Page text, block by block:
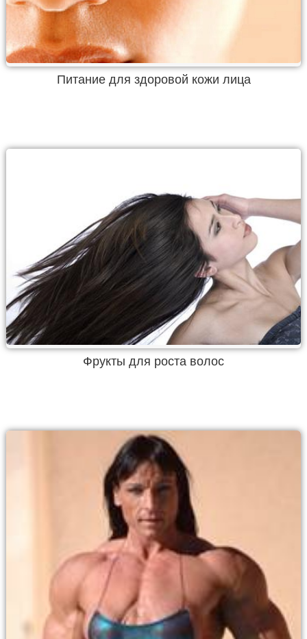
Питание для здоровой кожи лица
Фрукты для роста волос